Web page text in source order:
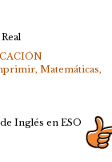
, Matemáticas,
Inglés en ESO